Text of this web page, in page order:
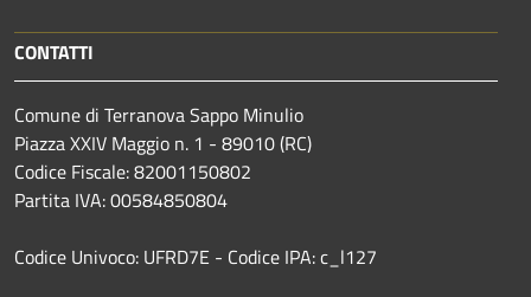
CONTATTI
Comune di Terranova Sappo Minulio
Piazza XXIV Maggio n. 1 - 89010 (RC)
Codice Fiscale: 82001150802
Partita IVA: 00584850804
Codice Univoco: UFRD7E - Codice IPA: c_l127